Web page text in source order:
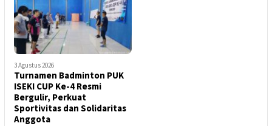
3 Agustus 2026
Turnamen Badminton PUK
ISEKI CUP Ke-4 Resmi
Bergulir, Perkuat
Sportivitas dan Solidaritas
Anggota